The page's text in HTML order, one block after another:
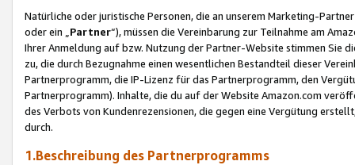
Natürliche oder juristische Personen, die an unserem Marketing-
oder ein „Partner“), müssen die Vereinbarung zur Teilnahme am
Ihrer Anmeldung auf bzw. Nutzung der Partner-Website stimmen Sie
zu, die durch Bezugnahme einen wesentlichen Bestandteil dieser
Partnerprogramm, die IP-Lizenz für das Partnerprogramm, den
Partnerprogramm). Inhalte, die du auf der Website Amazon.com
des Verbots von Kundenrezensionen, die gegen eine Vergütung
durch.
1.Beschreibung des Partnerprogramms